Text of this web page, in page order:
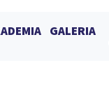
GALERIA